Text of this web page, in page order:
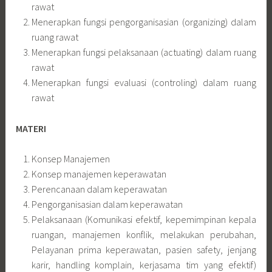
rawat
Menerapkan fungsi pengorganisasian (organizing) dalam
ruang rawat
Menerapkan fungsi pelaksanaan (actuating) dalam ruang
rawat
Menerapkan fungsi evaluasi (controling) dalam ruang
rawat
MATERI
Konsep Manajemen
Konsep manajemen keperawatan
Perencanaan dalam keperawatan
Pengorganisasian dalam keperawatan
Pelaksanaan (Komunikasi efektif, kepemimpinan kepala
ruangan, manajemen konflik, melakukan perubahan,
Pelayanan prima keperawatan, pasien safety, jenjang
karir, handling komplain, kerjasama tim yang efektif)